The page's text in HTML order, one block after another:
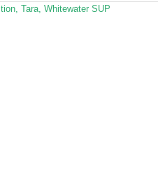
, Tara, Whitewater SUP